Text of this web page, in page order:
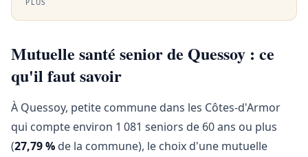
PLUS
Mutuelle santé senior de Quessoy : ce
qu'il faut savoir
À Quessoy, petite commune dans les Côtes-d'Armor
qui compte environ 1 081 seniors de 60 ans ou plus
(27,79 % de la commune), le choix d'une mutuelle